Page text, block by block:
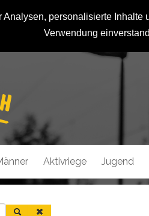
personalisierte
Verwendung
Aktivriege Jugend